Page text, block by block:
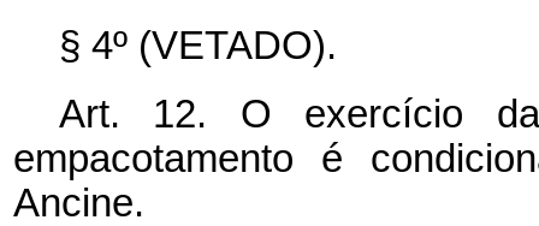
§ 4º (VETADO).
Art. 12. O exercício
empacotamento é
Ancine.